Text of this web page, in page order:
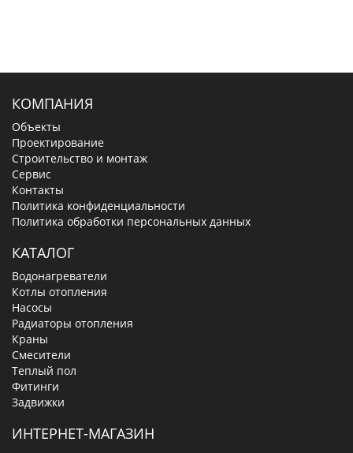
КОМПАНИЯ
Объекты
Проектирование
Строительство и монтаж
Сервис
Контакты
Политика конфиденциальности
Политика обработки персональных данных
КАТАЛОГ
Водонагреватели
Котлы отопления
Насосы
Радиаторы отопления
Краны
Смесители
Теплый пол
Фитинги
Задвижки
ИНТЕРНЕТ-МАГАЗИН